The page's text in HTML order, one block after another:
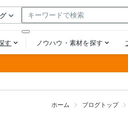
ホーム ブログトップ